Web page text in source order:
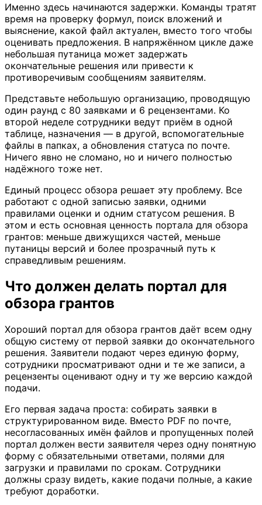
Именно здесь начинаются задержки. Команды тратят
время на проверку формул, поиск вложений и
выяснение, какой файл актуален, вместо того чтобы
оценивать предложения. В напряжённом цикле даже
небольшая путаница может задержать
окончательные решения или привести к
противоречивым сообщениям заявителям.
Представьте небольшую организацию, проводящую
один раунд с 80 заявками и 6 рецензентами. Ко
второй неделе сотрудники ведут приём в одной
таблице, назначения — в другой, вспомогательные
файлы в папках, а обновления статуса по почте.
Ничего явно не сломано, но и ничего полностью
надёжного тоже нет.
Единый процесс обзора решает эту проблему. Все
работают с одной записью заявки, одними
правилами оценки и одним статусом решения. В
этом и есть основная ценность портала для обзора
грантов: меньше движущихся частей, меньше
путаницы версий и более прозрачный путь к
справедливым решениям.
Что должен делать портал для
обзора грантов
Хороший портал для обзора грантов даёт всем одну
общую систему от первой заявки до окончательного
решения. Заявители подают через единую форму,
сотрудники просматривают одни и те же записи, а
рецензенты оценивают одну и ту же версию каждой
подачи.
Его первая задача проста: собирать заявки в
структурированном виде. Вместо PDF по почте,
несогласованных имён файлов и пропущенных полей
портал должен вести заявителя через одну понятную
форму с обязательными ответами, полями для
загрузки и правилами по срокам. Сотрудники
должны сразу видеть, какие подачи полные, а какие
требуют доработки.